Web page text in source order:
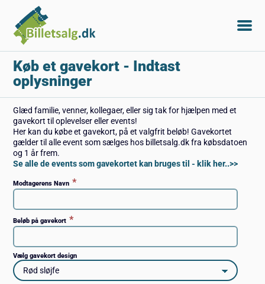
Køb et gavekort - Indtast
oplysninger
Glæd familie, venner, kollegaer, eller sig tak for hjælpen med et
gavekort til oplevelser eller events!
Her kan du købe et gavekort, på et valgfrit beløb! Gavekortet
gælder til alle event som sælges hos billetsalg.dk fra købsdatoen
og 1 år frem.
Se alle de events som gavekortet kan bruges til - klik her..>>
Modtagerens Navn *
Beløb på gavekort *
Vælg gavekort design